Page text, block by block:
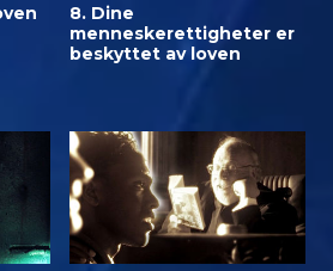
8. Dine
menneskerettigheter er
beskyttet av loven